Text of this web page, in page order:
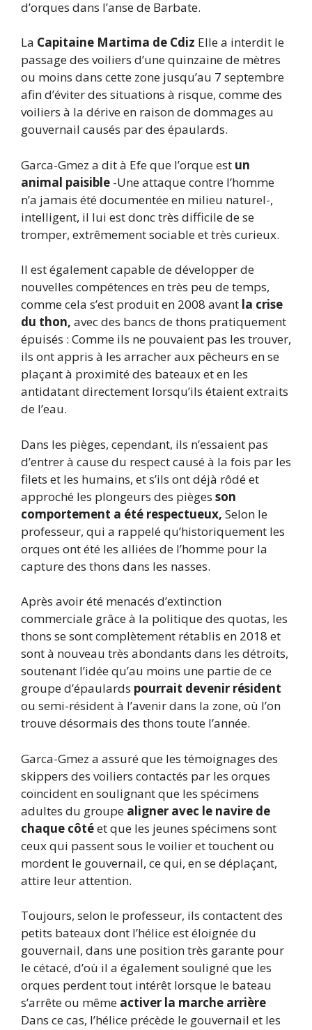
d’orques dans l’anse de Barbate.
La Capitaine Martima de Cdiz Elle a interdit le
passage des voiliers d’une quinzaine de mètres
ou moins dans cette zone jusqu’au 7 septembre
afin d’éviter des situations à risque, comme des
voiliers à la dérive en raison de dommages au
gouvernail causés par des épaulards.
Garca-Gmez a dit à Efe que l’orque est un
animal paisible -Une attaque contre l’homme
n’a jamais été documentée en milieu naturel-,
intelligent, il lui est donc très difficile de se
tromper, extrêmement sociable et très curieux.
Il est également capable de développer de
nouvelles compétences en très peu de temps,
comme cela s’est produit en 2008 avant la crise
du thon, avec des bancs de thons pratiquement
épuisés : Comme ils ne pouvaient pas les trouver,
ils ont appris à les arracher aux pêcheurs en se
plaçant à proximité des bateaux et en les
antidatant directement lorsqu’ils étaient extraits
de l’eau.
Dans les pièges, cependant, ils n’essaient pas
d’entrer à cause du respect causé à la fois par les
filets et les humains, et s’ils ont déjà rôdé et
approché les plongeurs des pièges son
comportement a été respectueux, Selon le
professeur, qui a rappelé qu’historiquement les
orques ont été les alliées de l’homme pour la
capture des thons dans les nasses.
Après avoir été menacés d’extinction
commerciale grâce à la politique des quotas, les
thons se sont complètement rétablis en 2018 et
sont à nouveau très abondants dans les détroits,
soutenant l’idée qu’au moins une partie de ce
groupe d’épaulards pourrait devenir résident
ou semi-résident à l’avenir dans la zone, où l’on
trouve désormais des thons toute l’année.
Garca-Gmez a assuré que les témoignages des
skippers des voiliers contactés par les orques
coïncident en soulignant que les spécimens
adultes du groupe aligner avec le navire de
chaque côtéet que les jeunes spécimens sont
ceux qui passent sous le voilier et touchent ou
mordent le gouvernail, ce qui, en se déplaçant,
attire leur attention.
Toujours, selon le professeur, ils contactent des
petits bateaux dont l’hélice est éloignée du
gouvernail, dans une position très garante pour
le cétacé, d’où il a également souligné que les
orques perdent tout intérêt lorsque le bateau
s’arrête ou même activer la marche arrière
Dans ce cas, l’hélice précède le gouvernail et les